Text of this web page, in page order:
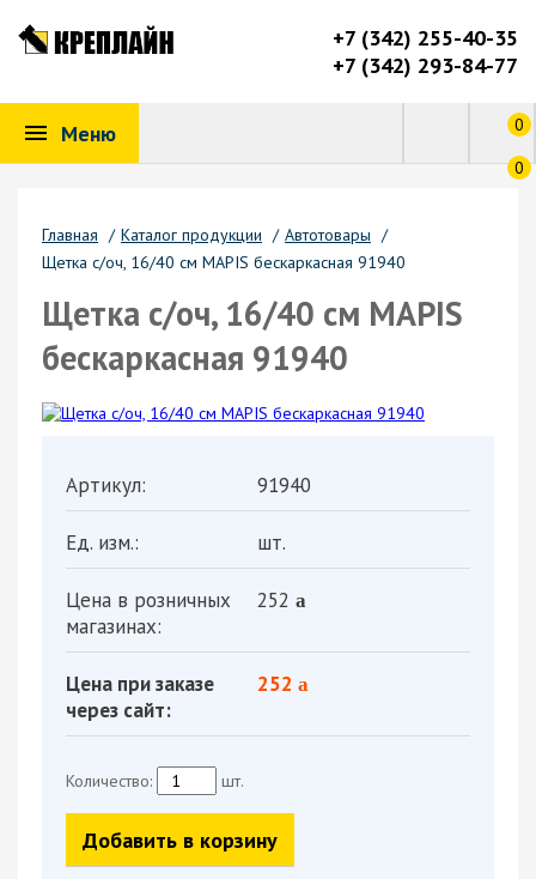
+7 (342) 255-40-35
+7 (342) 293-84-77
Меню
0
0
Главная / Каталог продукции / Автотовары /
Щетка с/оч, 16/40 см MAPIS бескаркасная 91940
Щетка с/оч, 16/40 см MAPIS
бескаркасная 91940
Артикул: 91940
Ед. изм.: шт.
Цена в розничных
магазинах:
252 a
Цена при заказе
через сайт:
252 a
Количество: шт.
Добавить в корзину